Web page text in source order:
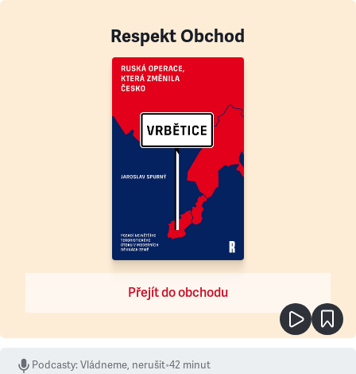
Respekt Obchod
Přejít do obchodu
Podcasty:Vládneme, nerušit•42 minut